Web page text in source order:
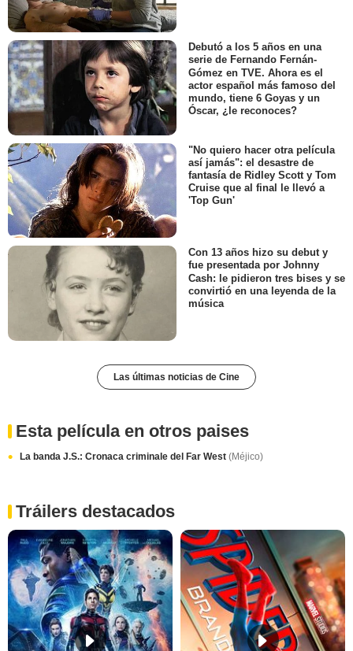
Debutó a los 5 años en una
serie de Fernando Fernán-
Gómez en TVE. Ahora es el
actor español más famoso del
mundo, tiene 6 Goyas y un
Óscar, ¿le reconoces?
"No quiero hacer otra película
así jamás": el desastre de
fantasía de Ridley Scott y Tom
Cruise que al final le llevó a
'Top Gun'
Con 13 años hizo su debut y
fue presentada por Johnny
Cash: le pidieron tres bises y se
convirtió en una leyenda de la
música
Las últimas noticias de Cine
Esta película en otros paises
La banda J.S.: Cronaca criminale del Far West (Méjico)
Tráilers destacados